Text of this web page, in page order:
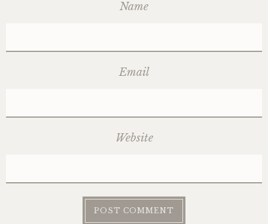
Name
Email
Website